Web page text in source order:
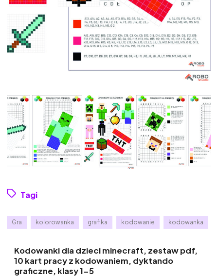
Tagi
Gra kolorowanka grafika kodowanie kodowanka
Kodowanki dla dzieci minecraft, zestaw pdf,
10 kart pracy z kodowaniem, dyktando
graficzne, klasy 1-5